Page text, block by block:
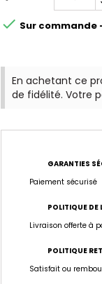
 Sur commande
En achetant ce
de fidélité. Votre
GARANTIES
Paiement sécurisé
POLITIQUE DE
Livraison offerte à
POLITIQUE
Satisfait ou